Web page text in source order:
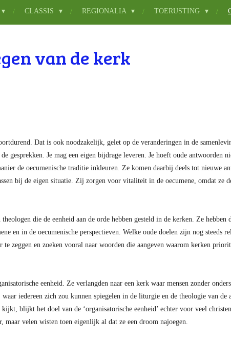
CLASSIS REGIONALIA TOERUSTING
van de kerk
Dat is ook noodzakelijk, gelet op de veranderingen in de
gesprekken. Je mag een eigen bijdrage leveren. Je hoeft oude antwoorden
de oecumenische traditie inkleuren. Ze komen daarbij deels tot nieuwe
bij de eigen situatie. Zij zorgen voor vitaliteit in de oecumene, omdat ze
die de eenheid aan de orde hebben gesteld in de kerken. Ze hebben
en in de oecumenische perspectieven. Welke oude doelen zijn nog steeds
te zeggen en zoeken vooral naar woorden die aangeven waarom kerken
eenheid. Ze verlangden naar een kerk waar mensen zonder
waar iedereen zich zou kunnen spiegelen in de liturgie en de theologie van de
blijkt het doel van de ‘organisatorische eenheid’ echter voor veel
maar velen wisten toen eigenlijk al dat ze een droom najoegen.